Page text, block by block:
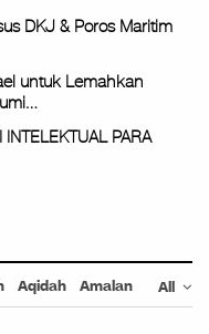
DKJ & Poros Maritim
untuk Lemahkan
PARA
All
Amalan
Aqidah